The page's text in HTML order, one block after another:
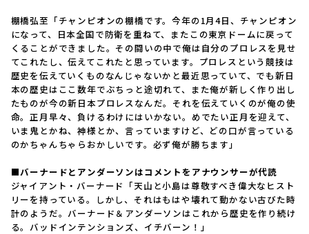
棚橋弘至「チャンピオンの棚橋です。今年の1月4日、チャンピオン
になって、日本全国で防衛を重ねて、またこの東京ドームに戻って
くることができました。その闘いの中で俺は自分のプロレスを見せ
てこれたし、伝えてこれたと思っています。プロレスという競技は
歴史を伝えていくものなんじゃないかと最近思っていて、でも新日
本の歴史はここ数年でぶちっと途切れて、また俺が新しく作り出し
たものが今の新日本プロレスなんだ。それを伝えていくのが俺の使
命。正月早々、負けるわけにはいかない。めでたい正月を迎えて、
いま鬼とかね、神様とか、言っていますけど、どの口が言っている
のかちゃんちゃらおかしいです。必ず俺が勝ちます」
■バーナードとアンダーソンはコメントをアナウンサーが代読
ジャイアント・バーナード「天山と小島は尊敬すべき偉大なヒスト
リーを持っている。しかし、それはもはや壊れて動かない古びた時
計のようだ。バーナード＆アンダーソンはこれから歴史を作り続け
る。バッドインテンションズ、イチバーン！」